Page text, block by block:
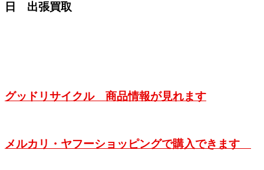
日 出張買取
グッドリサイクル 商品情報が見れます
メルカリ・ヤフーショッピングで購入できます